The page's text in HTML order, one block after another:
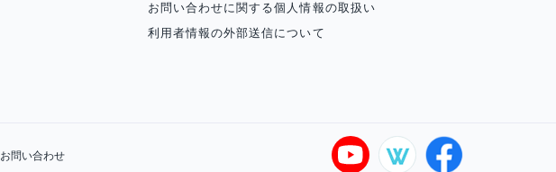
お問い合わせに関する個人情報の取扱い
利用者情報の外部送信について
お問い合わせ